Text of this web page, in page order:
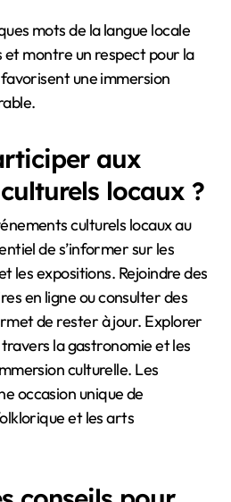
mots de la langue locale
montre un respect pour la
une immersion
aux
locaux ?
culturels locaux au
de s’informer sur les
les expositions. Rejoindre des
en ligne ou consulter des
de rester à jour. Explorer
la gastronomie et les
culturelle. Les
occasion unique de
et les arts